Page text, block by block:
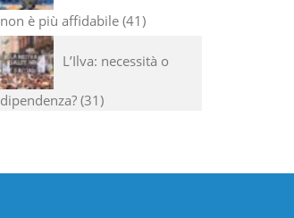
non è più affidabile 41
L’Ilva: necessità o
dipendenza? 31